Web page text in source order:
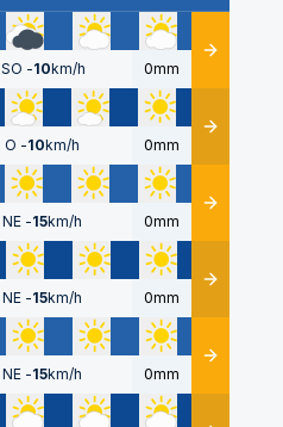
SO -10km/h 0mm Détails
O -10km/h 0mm Détails
NE -15km/h 0mm Détails
NE -15km/h 0mm Détails
NE -15km/h 0mm Détails